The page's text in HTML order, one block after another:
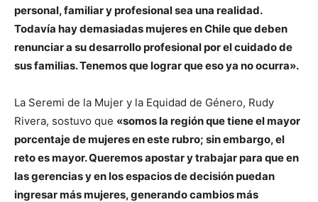
personal, familiar y profesional sea una realidad.
Todavía hay demasiadas mujeres en Chile que deben
renunciar a su desarrollo profesional por el cuidado de
sus familias. Tenemos que lograr que eso ya no ocurra».
La Seremi de la Mujer y la Equidad de Género, Rudy
Rivera, sostuvo que «somos la región que tiene el mayor
porcentaje de mujeres en este rubro; sin embargo, el
reto es mayor. Queremos apostar y trabajar para que en
las gerencias y en los espacios de decisión puedan
ingresar más mujeres, generando cambios más